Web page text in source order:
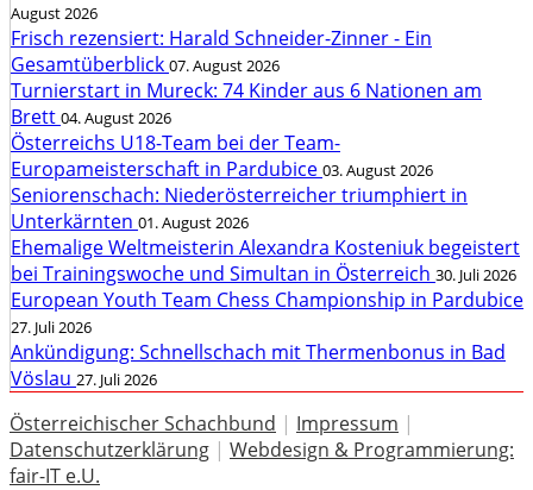
August 2026
Frisch rezensiert: Harald Schneider-Zinner - Ein
Gesamtüberblick 07. August 2026
Turnierstart in Mureck: 74 Kinder aus 6 Nationen am
Brett 04. August 2026
Österreichs U18-Team bei der Team-
Europameisterschaft in Pardubice 03. August 2026
Seniorenschach: Niederösterreicher triumphiert in
Unterkärnten 01. August 2026
Ehemalige Weltmeisterin Alexandra Kosteniuk begeistert
bei Trainingswoche und Simultan in Österreich 30. Juli 2026
European Youth Team Chess Championship in Pardubice
27. Juli 2026
Ankündigung: Schnellschach mit Thermenbonus in Bad
Vöslau 27. Juli 2026
Österreichischer Schachbund | Impressum |
Datenschutzerklärung | Webdesign & Programmierung:
fair-IT e.U.